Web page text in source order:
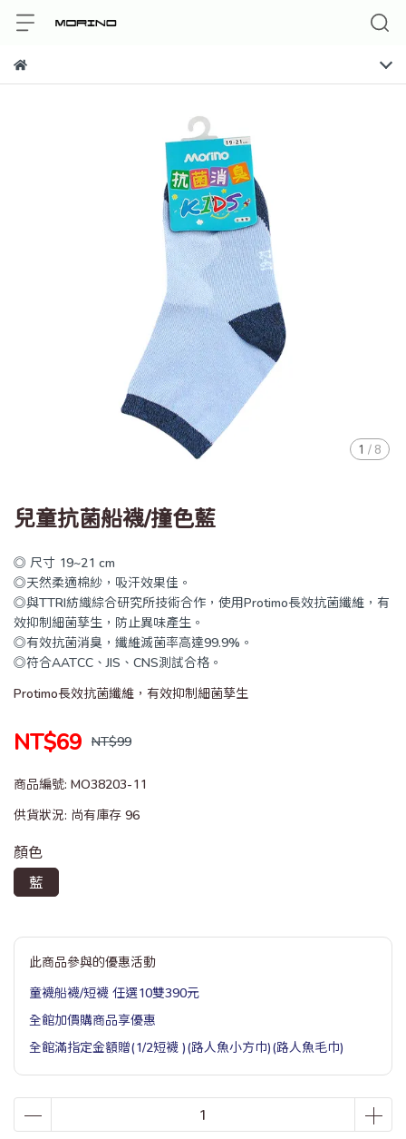
1 / 8
兒童抗菌船襪/撞色藍
◎ 尺寸 19~21 cm
◎天然柔適棉紗，吸汗效果佳。
◎與TTRI紡織綜合研究所技術合作，使用Protimo長效抗菌纖維，有
效抑制細菌孳生，防止異味產生。
◎有效抗菌消臭，纖維滅菌率高達99.9%。
◎符合AATCC、JIS、CNS測試合格。
Protimo長效抗菌纖維，有效抑制細菌孳生
NT$69 NT$99
商品編號: MO38203-11
供貨狀況: 尚有庫存 96
顏色
藍
此商品參與的優惠活動
童襪船襪/短襪 任選10雙390元
全館加價購商品享優惠
全館滿指定金額贈(1/2短襪 )(路人魚小方巾)(路人魚毛巾)